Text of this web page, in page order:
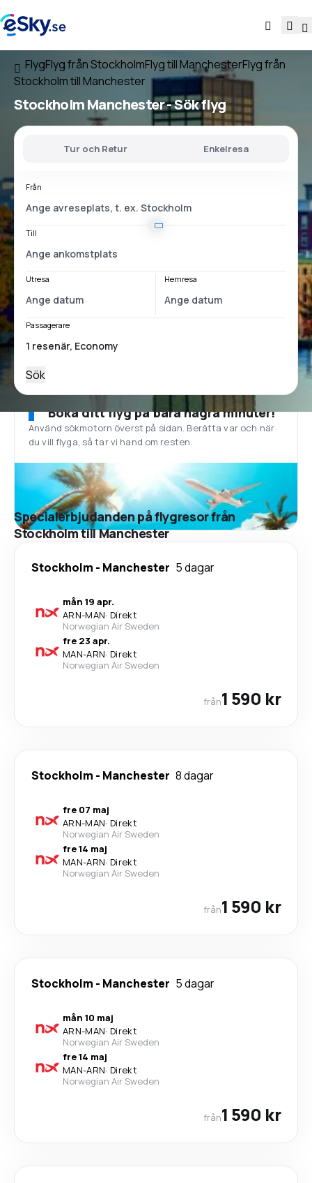
FlygFlyg från StockholmFlyg till ManchesterFlyg från
Stockholm till Manchester
Stockholm Manchester- Sök flyg
Tur och Retur Enkelresa
Från
Till
Utresa Hemresa
Passagerare
Sök
Boka ditt flyg på bara några minuter!
Använd sökmotorn överst på sidan. Berätta var och när
du vill flyga, så tar vi hand om resten.
Specialerbjudanden på flygresor från
Stockholm till Manchester
Stockholm - Manchester 5 dagar
mån 19 apr.
ARN-MAN· Direkt
Norwegian Air Sweden
fre 23 apr.
MAN-ARN· Direkt
Norwegian Air Sweden
från1 590 kr
Stockholm - Manchester 8 dagar
fre 07 maj
ARN-MAN· Direkt
Norwegian Air Sweden
fre 14 maj
MAN-ARN· Direkt
Norwegian Air Sweden
från1 590 kr
Stockholm - Manchester 5 dagar
mån 10 maj
ARN-MAN· Direkt
Norwegian Air Sweden
fre 14 maj
MAN-ARN· Direkt
Norwegian Air Sweden
från1 590 kr